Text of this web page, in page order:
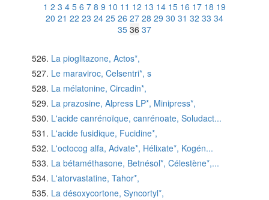
1 2 3 4 5 6 7 8 9 10 11 12 13 14 15 16 17 18 19
20 21 22 23 24 25 26 27 28 29 30 31 32 33 34
35 36 37
La pioglitazone, Actos*,
Le maraviroc, Celsentri*, s
La mélatonine, Circadin*,
La prazosine, Alpress LP*, Minipress*,
L'acide canrénoïque, canrénoate, Soludact...
L'acide fusidique, Fucidine*,
L'octocog alfa, Advate*, Hélixate*, Kogén...
La bétaméthasone, Betnésol*, Célestène*,...
L'atorvastatine, Tahor*,
La désoxycortone, Syncortyl*,